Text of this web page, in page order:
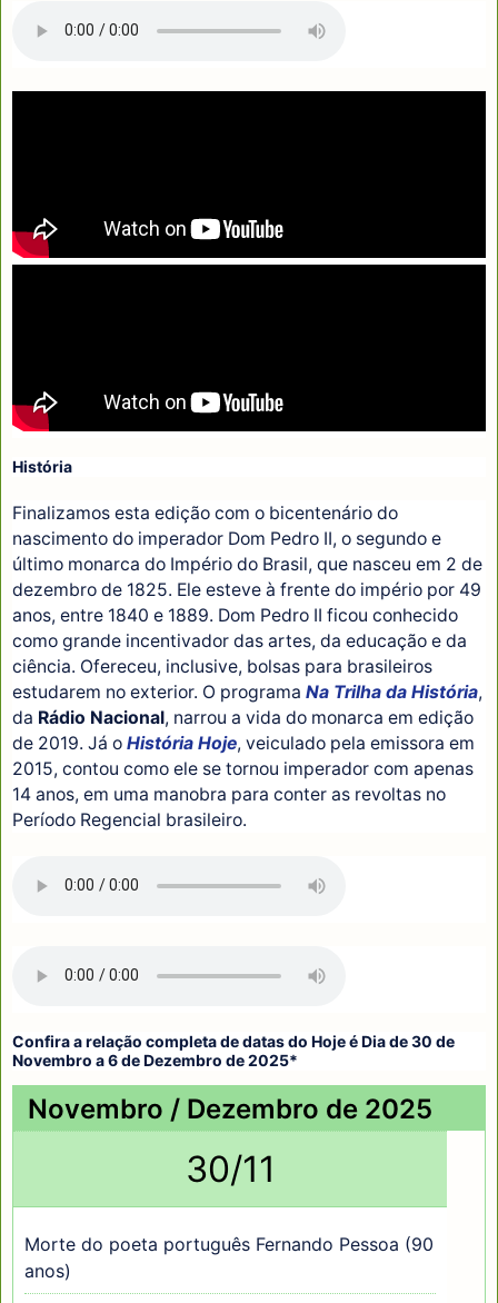
História
Finalizamos esta edição com o bicentenário do
nascimento do imperador Dom Pedro II, o segundo e
último monarca do Império do Brasil, que nasceu em 2 de
dezembro de 1825. Ele esteve à frente do império por 49
anos, entre 1840 e 1889. Dom Pedro II ficou conhecido
como grande incentivador das artes, da educação e da
ciência. Ofereceu, inclusive, bolsas para brasileiros
estudarem no exterior. O programa Na Trilha da História,
da Rádio Nacional, narrou a vida do monarca em edição
de 2019. Já o História Hoje, veiculado pela emissora em
2015, contou como ele se tornou imperador com apenas
14 anos, em uma manobra para conter as revoltas no
Período Regencial brasileiro.
Confira a relação completa de datas do Hoje é Dia de 30 de
Novembro a 6 de Dezembro de 2025*
Novembro / Dezembro de 2025
30/11
Morte do poeta português Fernando Pessoa (90
anos)